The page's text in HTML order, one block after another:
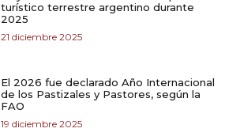
turístico terrestre argentino durante
2025
21 diciembre 2025
El 2026 fue declarado Año Internacional
de los Pastizales y Pastores, según la
FAO
19 diciembre 2025